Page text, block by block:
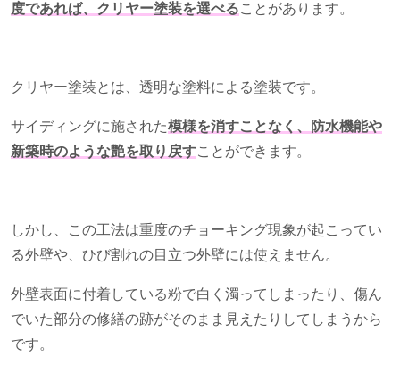
度であれば、クリヤー塗装を選べることがあります。
クリヤー塗装とは、透明な塗料による塗装です。
サイディングに施された模様を消すことなく、 防水機能や
新築時のような艶を取り戻すことができます。
しかし、この工法は重度のチョーキング現象が起こってい
る外壁や、ひび割れの目立つ外壁には使えません。
外壁表面に付着している粉で白く濁ってしまったり、傷ん
でいた部分の修繕の跡がそのまま見えたりしてしまうから
です。